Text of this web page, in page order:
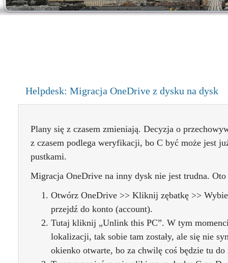
Helpdesk: Migracja OneDrive z dysku na dysk
Plany się z czasem zmieniają. Decyzja o
z czasem podlega weryfikacji, bo C być może jest
pustkami.
Migracja OneDrive na inny dysk nie jest trudna.
Otwórz OneDrive >> Kliknij zębatkę >>
przejdź do konto (account).
Tutaj kliknij „Unlink this PC”. W tym
lokalizacji, tak sobie tam zostały, ale się nie
okienko otwarte, bo za chwilę coś będzie tu do